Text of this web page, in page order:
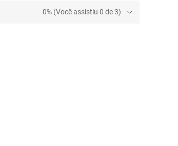
0% (Você assistiu 0 de 3)